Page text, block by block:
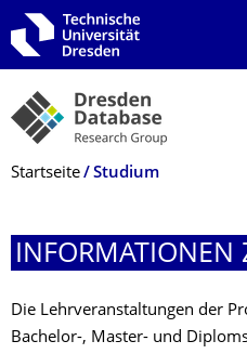
Zur Hauptnavigation springen
Zur Suche springen
Zum Inhalt springen
Breadcrumb-Menü
Startseite Studium
INFORMATIONEN
Die Lehrveranstaltungen der
Bachelor-, Master- und